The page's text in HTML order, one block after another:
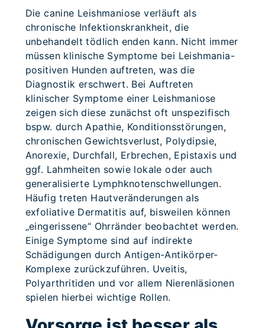
Die canine Leishmaniose verläuft als
chronische Infektionskrankheit, die
unbehandelt tödlich enden kann. Nicht immer
müssen klinische Symptome bei Leishmania-
positiven Hunden auftreten, was die
Diagnostik erschwert. Bei Auftreten
klinischer Symptome einer Leishmaniose
zeigen sich diese zunächst oft unspezifisch
bspw. durch Apathie, Konditionsstörungen,
chronischen Gewichtsverlust, Polydipsie,
Anorexie, Durchfall, Erbrechen, Epistaxis und
ggf. Lahmheiten sowie lokale oder auch
generalisierte Lymphknotenschwellungen.
Häufig treten Hautveränderungen als
exfoliative Dermatitis auf, bisweilen können
„eingerissene“ Ohrränder beobachtet werden.
Einige Symptome sind auf indirekte
Schädigungen durch Antigen-Antikörper-
Komplexe zurückzuführen. Uveitis,
Polyarthritiden und vor allem Nierenläsionen
spielen hierbei wichtige Rollen.